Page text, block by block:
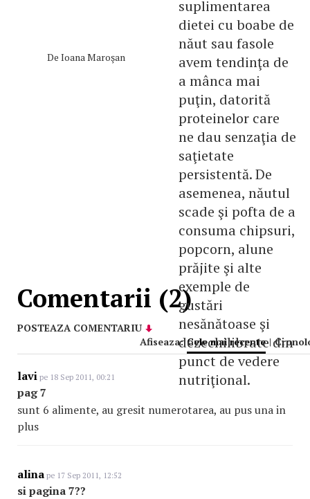
suplimentarea
dietei cu boabe de
năut sau fasole
avem tendinţa de
a mânca mai
puţin, datorită
proteinelor care
ne dau senzaţia de
saţietate
persistentă. De
asemenea, năutul
scade şi pofta de a
consuma chipsuri,
popcorn, alune
prăjite şi alte
exemple de
gustări
nesănătoase şi
dezechilibrate din
punct de vedere
nutriţional.
De Ioana Maroşan
Comentarii (2)
POSTEAZA COMENTARIU
Afiseaza: Cele mai recente |
lavi pe 18 Sep 2011, 00:21
pag 7
sunt 6 alimente, au gresit numerotarea, au pus una in
plus
alina pe 17 Sep 2011, 12:52
si pagina 7??